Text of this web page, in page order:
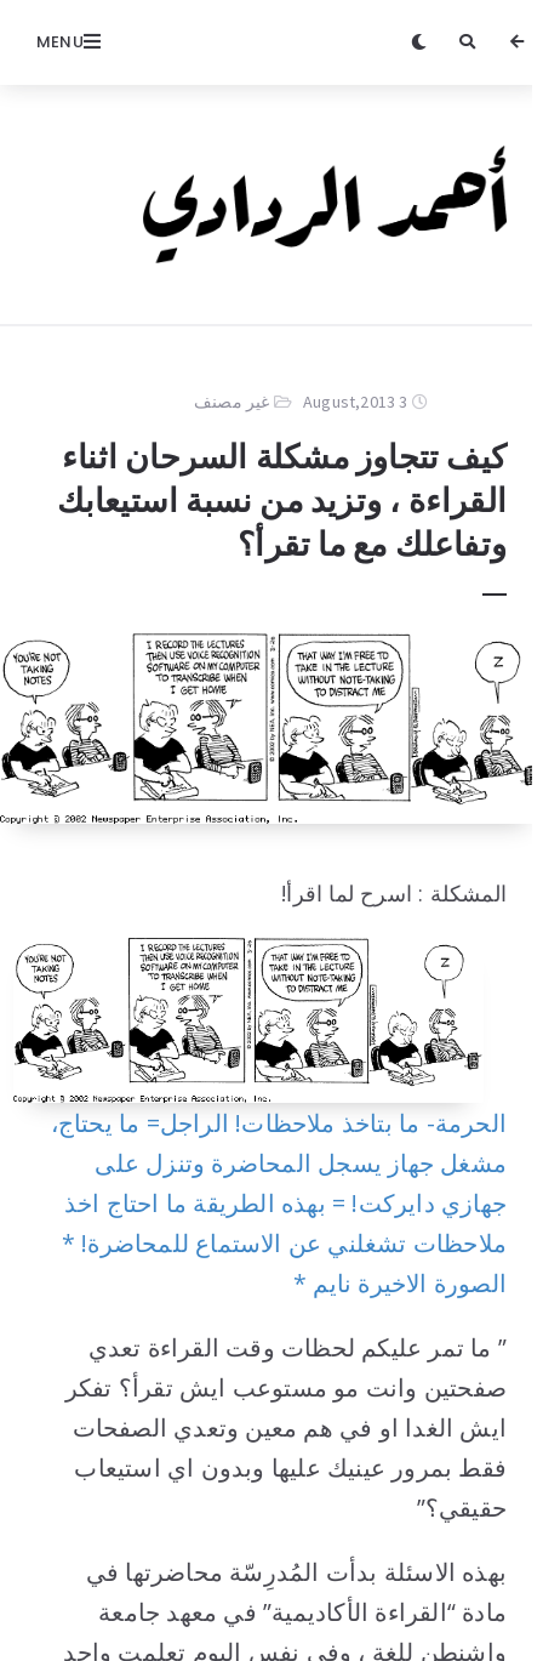
MENU
3 August,2013 غير مصنف
كيف تتجاوز مشكلة السرحان اثناء
القراءة ، وتزيد من نسبة استيعابك
وتفاعلك مع ما تقرأ؟
المشكلة : اسرح لما اقرأ!
الحرمة- ما بتاخذ ملاحظات! الراجل= ما يحتاج،
مشغل جهاز يسجل المحاضرة وتنزل على
جهازي دايركت! = بهذه الطريقة ما احتاج اخذ
ملاحظات تشغلني عن الاستماع للمحاضرة! *
الصورة الاخيرة نايم *
” ما تمر عليكم لحظات وقت القراءة تعدي
صفحتين وانت مو مستوعب ايش تقرأ؟ تفكر
ايش الغدا او في هم معين وتعدي الصفحات
فقط بمرور عينيك عليها وبدون اي استيعاب
حقيقي؟”
بهذه الاسئلة بدأت المُدرِسّة محاضرتها في
مادة “القراءة الأكاديمية” في معهد جامعة
واشنطن للغة ، وفي نفس اليوم تعلمت واحد